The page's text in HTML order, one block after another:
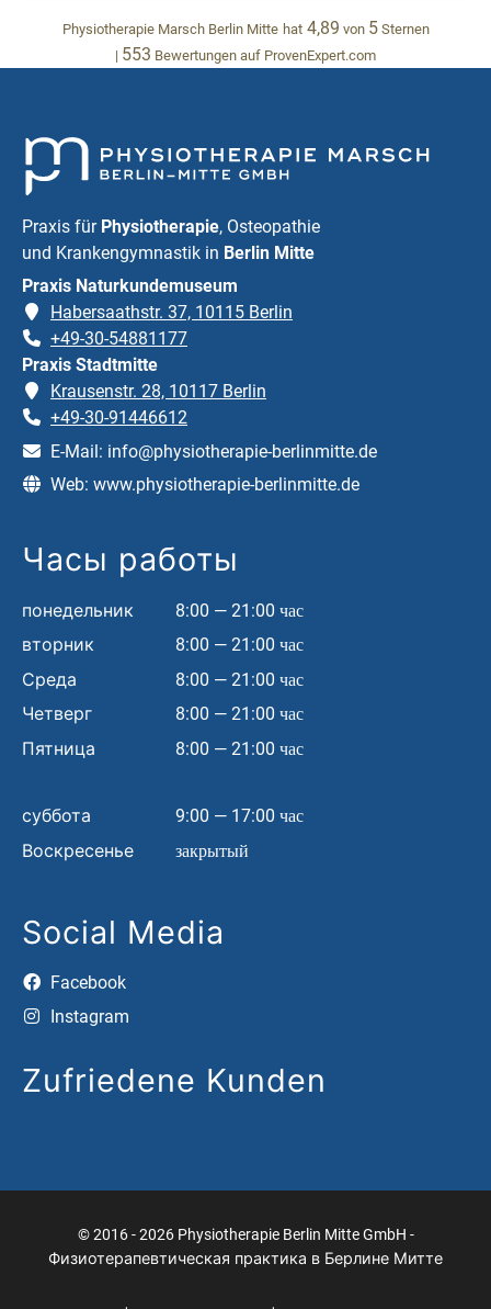
Physiotherapie Marsch Berlin Mitte hat 4,89 von 5Sternen
| 553 Bewertungen auf ProvenExpert.com
Praxis für Physiotherapie, Osteopathie
und Krankengymnastik in Berlin Mitte
Praxis Naturkundemuseum
Habersaathstr. 37, 10115 Berlin
+49-30-54881177
Praxis Stadtmitte
Krausenstr. 28, 10117 Berlin
+49-30-91446612
E-Mail: info@physiotherapie-berlinmitte.de
Web: www.physiotherapie-berlinmitte.de
Часы работы
понедельник 8:00 — 21:00 час
вторник 8:00 — 21:00 час
Среда 8:00 — 21:00 час
Четверг 8:00 — 21:00 час
Пятница 8:00 — 21:00 час
суббота 9:00 — 17:00 час
Воскресенье закрытый
Social Media
Facebook
Instagram
Zufriedene Kunden
© 2016 - 2026 Physiotherapie Berlin Mitte GmbH -
Физиотерапевтическая практика в Берлине Митте